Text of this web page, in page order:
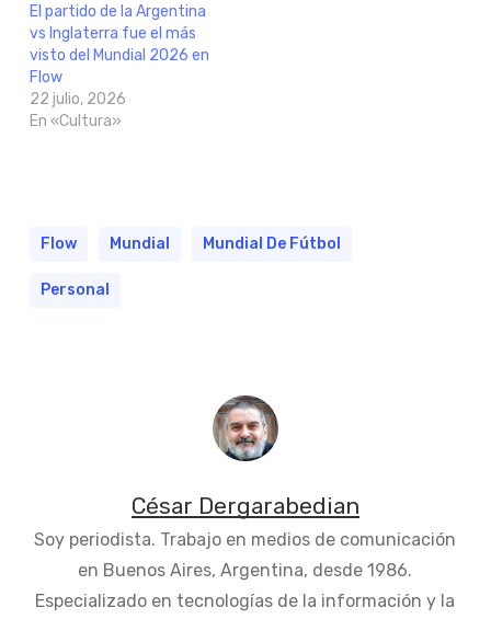
El partido de la Argentina
vs Inglaterra fue el más
visto del Mundial 2026 en
Flow
22 julio, 2026
En «Cultura»
Flow Mundial Mundial De Fútbol
Personal
César Dergarabedian
Soy periodista. Trabajo en medios de comunicación
en Buenos Aires, Argentina, desde 1986.
Especializado en tecnologías de la información y la